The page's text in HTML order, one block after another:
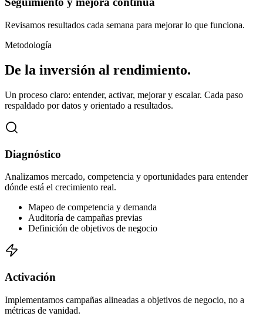
Revisamos resultados cada semana para mejorar lo que funciona.
Metodología
De la inversión al rendimiento.
Un proceso claro: entender, activar, mejorar y escalar. Cada paso
respaldado por datos y orientado a resultados.
Diagnóstico
Analizamos mercado, competencia y oportunidades para entender
dónde está el crecimiento real.
Mapeo de competencia y demanda
Auditoría de campañas previas
Definición de objetivos de negocio
Activación
Implementamos campañas alineadas a objetivos de negocio, no a
métricas de vanidad.